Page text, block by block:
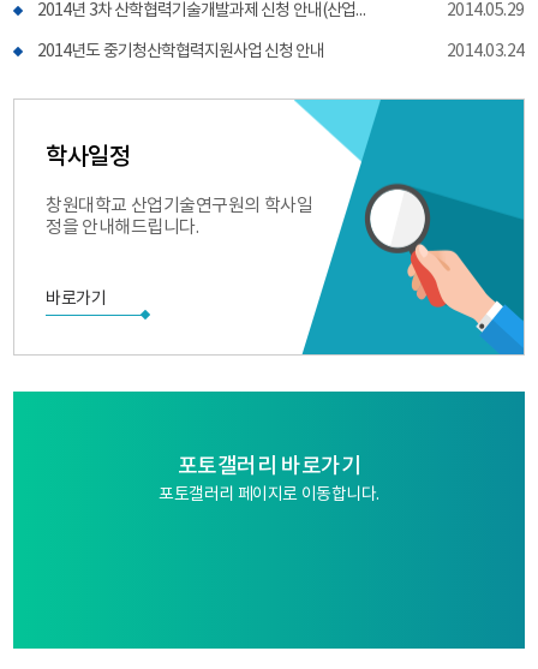
2014년 3차 산학협력기술개발과제 신청 안내(산업기술연구원) 2014.05.29
2014년도 중기청산학협력지원사업 신청 안내 2014.03.24
학사일정
창원대학교 산업기술연구원의 학사일
정을 안내해드립니다.
바로가기
포토갤러리 바로가기
포토갤러리 페이지로 이동합니다.